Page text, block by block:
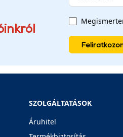
SZOLGÁLTATÁSOK
Áruhitel